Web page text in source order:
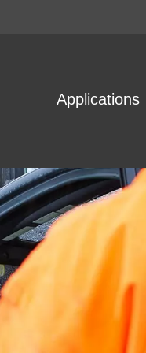
Applications